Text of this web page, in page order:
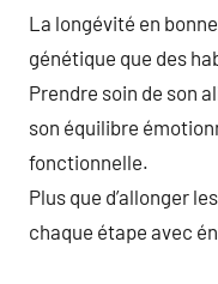
La longévité en
génétique que des
Prendre soin de son
son équilibre
fonctionnelle.
Plus que d’allonger
chaque étape avec